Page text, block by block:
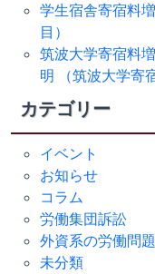
学生宿舎寄宿料
目）
筑波大学寄宿料
明 （筑波大学寄
カテゴリー
イベント
お知らせ
コラム
労働集団訴訟
外資系の労働問題
未分類